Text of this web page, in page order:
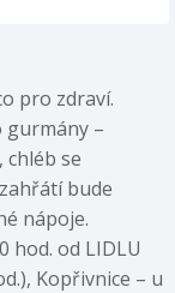
pro zdraví.
–
se
bude
nápoje.
hod. od LIDLU
Kopřivnice – u